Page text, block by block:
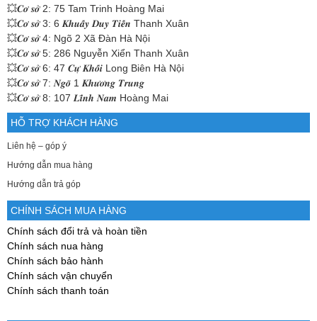
💥𝑪𝒐̛ 𝒔𝒐̛̉ 2: 75 Tam Trinh Hoàng Mai
💥𝑪𝒐̛ 𝒔𝒐̛̉ 3: 6 𝑲𝒉𝒖𝒂̂́𝒚 𝑫𝒖𝒚 𝑻𝒊𝒆̂́𝒏 Thanh Xuân
💥𝑪𝒐̛ 𝒔𝒐̛̉ 4: Ngõ 2 Xã Đàn Hà Nội
💥𝑪𝒐̛ 𝒔𝒐̛̉ 5: 286 Nguyễn Xiển Thanh Xuân
💥𝑪𝒐̛ 𝒔𝒐̛̉ 6: 47 𝑪𝒖̛̣ 𝑲𝒉𝒐̂́𝒊 Long Biên Hà Nội
💥𝑪𝒐̛ 𝒔𝒐̛̉ 7: 𝑵𝒈𝒐̃ 1 𝑲𝒉𝒖̛𝒐̛𝒏𝒈 𝑻𝒓𝒖𝒏𝒈
💥𝑪𝒐̛ 𝒔𝒐̛̉ 8: 107 𝑳𝒊̃𝒏𝒉 𝑵𝒂𝒎 Hoàng Mai
HỖ TRỢ KHÁCH HÀNG
Liên hệ – góp ý
Hướng dẫn mua hàng
Hướng dẫn trả góp
CHÍNH SÁCH MUA HÀNG
Chính sách đổi trả và hoàn tiền
Chính sách nua hàng
Chính sách bảo hành
Chính sách vận chuyển
Chính sách thanh toán